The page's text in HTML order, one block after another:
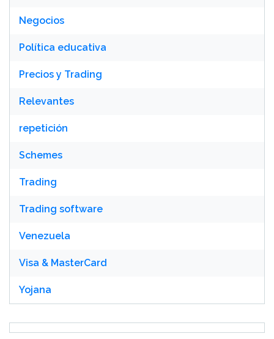
Negocios
Política educativa
Precios y Trading
Relevantes
repetición
Schemes
Trading
Trading software
Venezuela
Visa & MasterCard
Yojana